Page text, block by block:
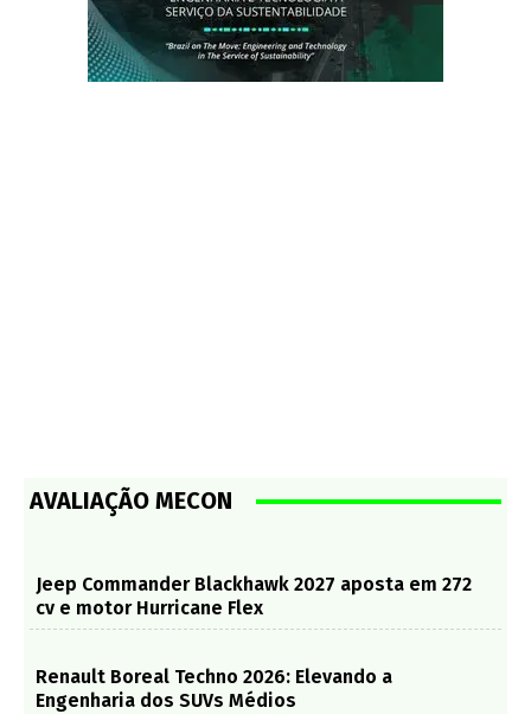
AVALIAÇÃO MECON
Jeep Commander Blackhawk 2027 aposta em 272
cv e motor Hurricane Flex
Renault Boreal Techno 2026: Elevando a
Engenharia dos SUVs Médios